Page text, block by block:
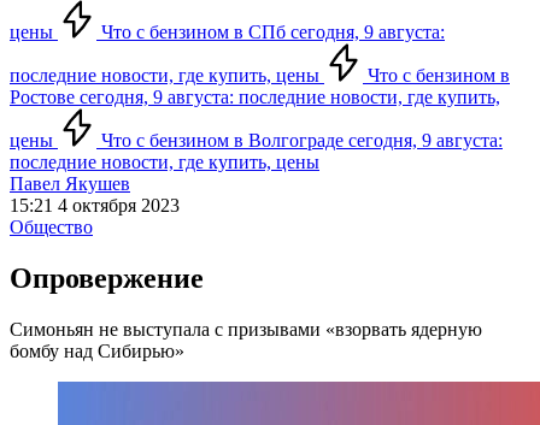
цены Что с бензином в СПб сегодня, 9 августа:
последние новости, где купить, цены
Что с бензином в
Ростове сегодня, 9 августа: последние новости, где купить,
цены
Что с бензином в Волгограде сегодня, 9 августа:
последние новости, где купить, цены
Павел Якушев
15:21 4 октября 2023
Общество
Опровержение
Симоньян не выступала с призывами «взорвать ядерную
бомбу над Сибирью»